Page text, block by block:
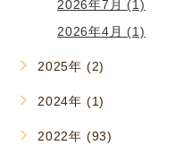
2026年7月 (1)
2026年4月 (1)
2025年 (2)
2024年 (1)
2022年 (93)